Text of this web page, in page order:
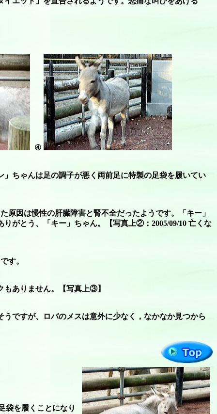
④
ちゃんは足の調子が悪く両前足に特製の足袋を履いてい
因は慢性の肝臓障害と腎不全だったようです。「キー」
がとう、「キー」ちゃん。【写真上②：2005/09/10 亡くな
す。
もありません。【写真上③】
ですが、ロバのメスは意外に少なく，なかなか見つから
袋を履くことになり